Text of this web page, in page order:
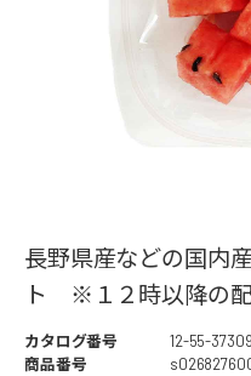
長野県産などの国内
ト ※１２時以降の配
カタログ番号
12-55-37309
商品番号